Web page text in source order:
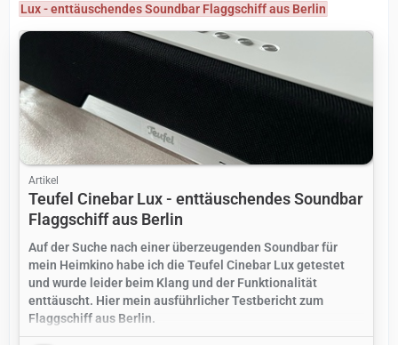
Lux - enttäuschendes Soundbar Flaggschiff aus Berlin
Artikel
Teufel Cinebar Lux - enttäuschendes Soundbar
Flaggschiff aus Berlin
Auf der Suche nach einer überzeugenden Soundbar für
mein Heimkino habe ich die Teufel Cinebar Lux getestet
und wurde leider beim Klang und der Funktionalität
enttäuscht. Hier mein ausführlicher Testbericht zum
Flaggschiff aus Berlin.